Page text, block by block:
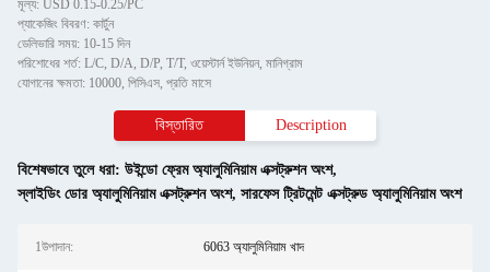
মূল্য: USD 0.15-0.25/PC
প্যাকেজিং বিবরণ: কার্টুন
ডেলিভারি সময়: 10-15 দিন
পরিশোধের শর্ত: L/C, D/A, D/P, T/T, ওয়েস্টার্ন ইউনিয়ন, মানিগ্রাম
যোগানের ক্ষমতা: 10000, পিসিএস, প্রতি মাসে
বিস্তারিত Description
বিশেষভাবে তুলে ধরা: উইন্ডো ফ্রেম অ্যালুমিনিয়াম এক্সট্রুশন অংশ,
স্লাইডিং ডোর অ্যালুমিনিয়াম এক্সট্রুশন অংশ, সারফেস ট্রিটমেন্ট এক্সট্রুড অ্যালুমিনিয়াম অংশ
1উপাদান: 6063 অ্যালুমিনিয়াম খাদ